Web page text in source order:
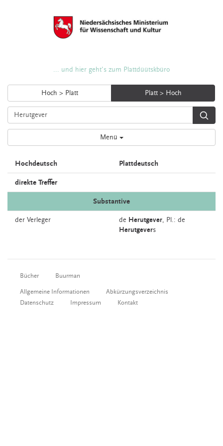
... und hier geht's zum Plattdüütskbüro
Hoch > Platt Platt > Hoch
Menü
Hochdeutsch Plattdeutsch
direkte Treffer
Substantive
der Verleger de Herutgever, Pl.: de
Herutgevers
Bücher Buurman
Allgemeine Informationen
Abkürzungsverzeichnis
Datenschutz
Impressum Kontakt